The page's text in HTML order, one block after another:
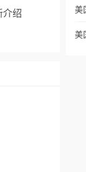
介绍 美
美